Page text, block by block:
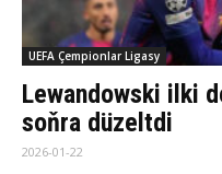
UEFA Çempionlar Ligasy
Lewandowski ilki
soňra düzeltdi
2026-01-22